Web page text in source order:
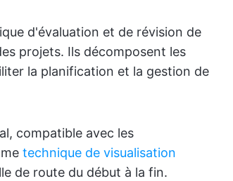
d'évaluation et de révision de
projets. Ils décomposent les
la planification et la gestion de
compatible avec les
technique de visualisation
de route du début à la fin.